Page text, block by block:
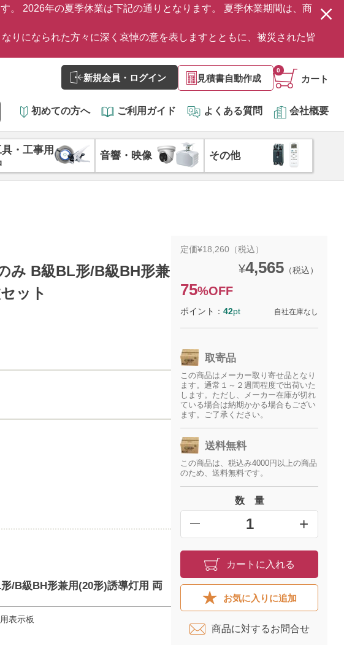
。 2026年の夏季休業は下記の通りとなります。 夏季休業期間は、商
りになられた方々に深く哀悼の意を表しますとともに、被災された皆
新規会員・ログイン 見積書自動作成 カート
0
初めての方へ ご利用ガイド よくある質問 会社概要
・工事用
音響・映像 その他
み B級BL形/B級BH形兼
ット
/B級BH形兼用(20形)誘導灯用 両
表示板
定価¥18,260（税込）
¥4,565 （税込）
75%OFF
ポイント：42pt 自社在庫なし
取寄品
この商品はメーカー取り寄せ品となり
ます。通常１～２週間程度で出荷いた
します。ただし、メーカー在庫が切れ
ている場合は納期かかる場合もござい
ます。ご了承ください。
送料無料
この商品は、税込み4000円以上の商品
のため、送料無料です。
数 量
━ +
カートに入れる
お気に入りに追加
商品に対するお問合せ​